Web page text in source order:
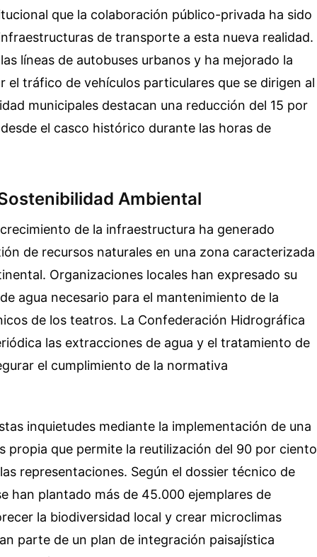
que la colaboración público-privada ha sido
de transporte a esta nueva realidad.
líneas de autobuses urbanos y ha mejorado la
el tráfico de vehículos particulares que se dirigen al
municipales destacan una reducción del 15 por
el casco histórico durante las horas de
Ambiental
de la infraestructura ha generado
de recursos naturales en una zona caracterizada
Organizaciones locales han expresado su
agua necesario para el mantenimiento de la
de los teatros. La Confederación Hidrográfica
las extracciones de agua y el tratamiento de
el cumplimiento de la normativa
inquietudes mediante la implementación de una
propia que permite la reutilización del 90 por ciento
representaciones. Según el dossier técnico de
han plantado más de 45.000 ejemplares de
la biodiversidad local y crear microclimas
parte de un plan de integración paisajística